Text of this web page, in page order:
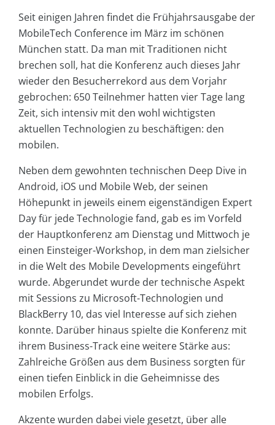
Seit einigen Jahren findet die Frühjahrsausgabe der
MobileTech Conference im März im schönen
München statt. Da man mit Traditionen nicht
brechen soll, hat die Konferenz auch dieses Jahr
wieder den Besucherrekord aus dem Vorjahr
gebrochen: 650 Teilnehmer hatten vier Tage lang
Zeit, sich intensiv mit den wohl wichtigsten
aktuellen Technologien zu beschäftigen: den
mobilen.
Neben dem gewohnten technischen Deep Dive in
Android, iOS und Mobile Web, der seinen
Höhepunkt in jeweils einem eigenständigen Expert
Day für jede Technologie fand, gab es im Vorfeld
der Hauptkonferenz am Dienstag und Mittwoch je
einen Einsteiger-Workshop, in dem man zielsicher
in die Welt des Mobile Developments eingeführt
wurde. Abgerundet wurde der technische Aspekt
mit Sessions zu Microsoft-Technologien und
BlackBerry 10, das viel Interesse auf sich ziehen
konnte. Darüber hinaus spielte die Konferenz mit
ihrem Business-Track eine weitere Stärke aus:
Zahlreiche Größen aus dem Business sorgten für
einen tiefen Einblick in die Geheimnisse des
mobilen Erfolgs.
Akzente wurden dabei viele gesetzt, über alle